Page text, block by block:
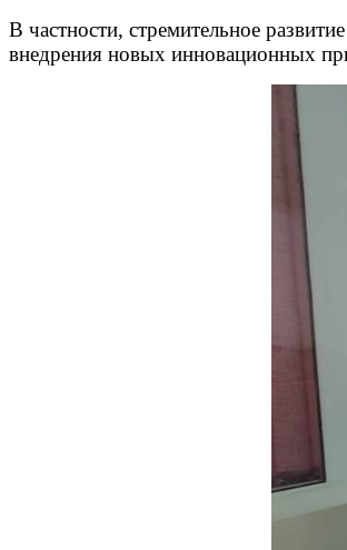
В частности, стремительное
внедрения новых инновационных